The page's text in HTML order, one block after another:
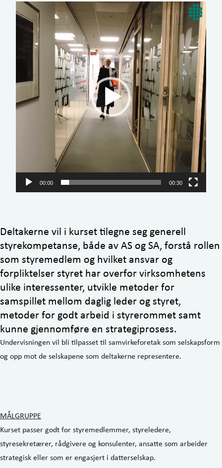
Videoavspiller
00:00 00:30
Deltakerne vil i kurset tilegne seg generell
styrekompetanse, både av AS og SA, forstå rollen
som styremedlem og hvilket ansvar og
forpliktelser styret har overfor virksomhetens
ulike interessenter, utvikle metoder for
samspillet mellom daglig leder og styret,
metoder for godt arbeid i styrerommet samt
kunne gjennomføre en strategiprosess.
Undervisningen vil bli tilpasset til samvirkeforetak som selskapsform
og opp mot de selskapene som deltakerne representere.
MÅLGRUPPE
Kurset passer godt for styremedlemmer, styreledere,
styresekretærer, rådgivere og konsulenter, ansatte som arbeider
strategisk eller som er engasjert i datterselskap.